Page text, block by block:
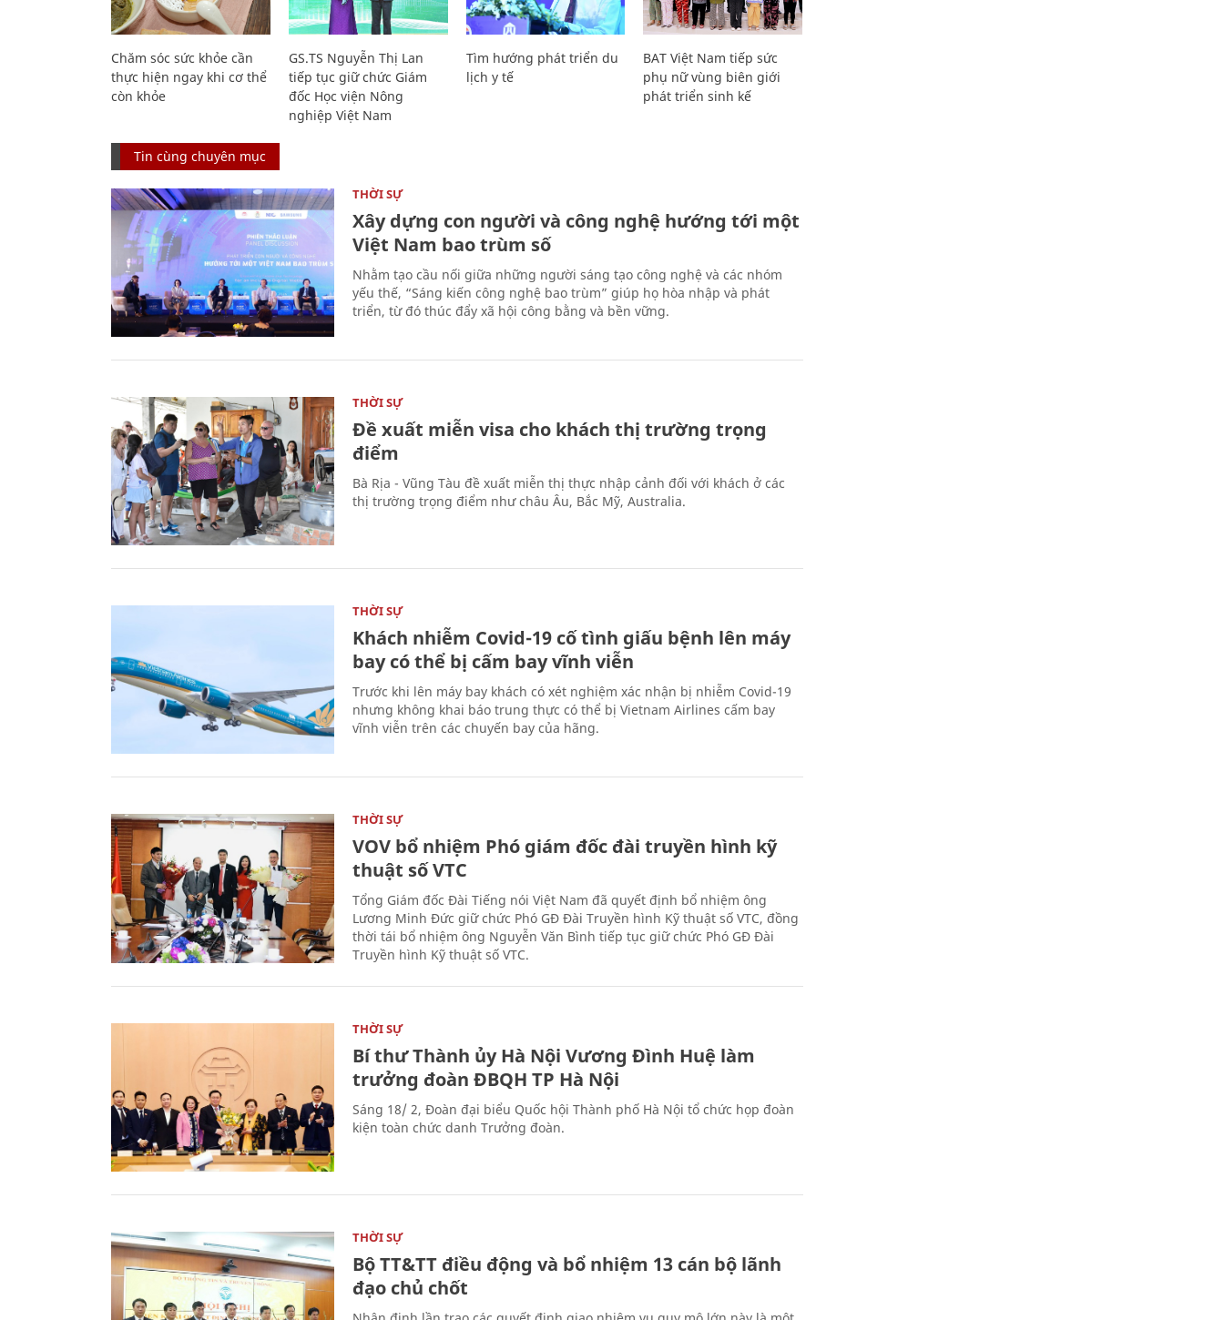
Chăm sóc sức khỏe cần
thực hiện ngay khi cơ thể
còn khỏe
GS.TS Nguyễn Thị Lan
tiếp tục giữ chức Giám
đốc Học viện Nông
nghiệp Việt Nam
Tìm hướng phát triển du
lịch y tế
BAT Việt Nam tiếp sức
phụ nữ vùng biên giới
phát triển sinh kế
Tin cùng chuyên mục
THỜI SỰ
Xây dựng con người và công nghệ hướng tới một
Việt Nam bao trùm số
Nhằm tạo cầu nối giữa những người sáng tạo công nghệ và các nhóm
yếu thế, “Sáng kiến công nghệ bao trùm” giúp họ hòa nhập và phát
triển, từ đó thúc đẩy xã hội công bằng và bền vững.
THỜI SỰ
Đề xuất miễn visa cho khách thị trường trọng
điểm
Bà Rịa - Vũng Tàu đề xuất miễn thị thực nhập cảnh đối với khách ở các
thị trường trọng điểm như châu Âu, Bắc Mỹ, Australia.
THỜI SỰ
Khách nhiễm Covid-19 cố tình giấu bệnh lên máy
bay có thể bị cấm bay vĩnh viễn
Trước khi lên máy bay khách có xét nghiệm xác nhận bị nhiễm Covid-19
nhưng không khai báo trung thực có thể bị Vietnam Airlines cấm bay
vĩnh viễn trên các chuyến bay của hãng.
THỜI SỰ
VOV bổ nhiệm Phó giám đốc đài truyền hình kỹ
thuật số VTC
Tổng Giám đốc Đài Tiếng nói Việt Nam đã quyết định bổ nhiệm ông
Lương Minh Đức giữ chức Phó GĐ Đài Truyền hình Kỹ thuật số VTC, đồng
thời tái bổ nhiệm ông Nguyễn Văn Bình tiếp tục giữ chức Phó GĐ Đài
Truyền hình Kỹ thuật số VTC.
THỜI SỰ
Bí thư Thành ủy Hà Nội Vương Đình Huệ làm
trưởng đoàn ĐBQH TP Hà Nội
Sáng 18/ 2, Đoàn đại biểu Quốc hội Thành phố Hà Nội tổ chức họp đoàn
kiện toàn chức danh Trưởng đoàn.
THỜI SỰ
Bộ TT&TT điều động và bổ nhiệm 13 cán bộ lãnh
đạo chủ chốt